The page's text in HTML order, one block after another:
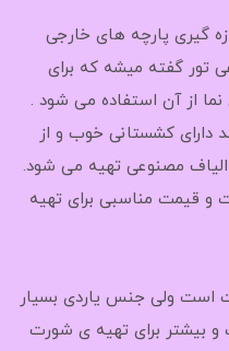
گیری پارچه های خارجی
تور گفته میشه که برای
از آن استفاده می شود .
دارای کشستانی خوب و از
مصنوعی تهیه می شود.
و قیمت مناسبی برای تهیه
است ولی جنس یاردی بسیار
بیشتر برای تهیه ی شورت